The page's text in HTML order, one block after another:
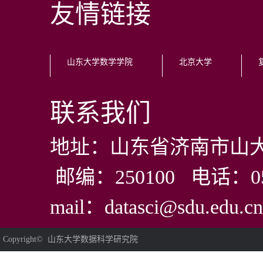
友情链接
山东大学数学学院 北京大学
联系我们
地址：山东省济南市山
邮编：250100 电话：
mail：datasci@sdu.edu.cn
Copyright© 山东大学数据科学研究院